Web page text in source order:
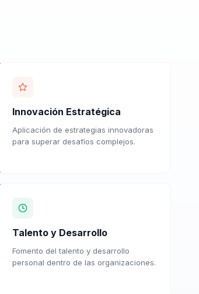
Innovación Estratégica
Aplicación de estrategias innovadoras
para superar desafíos complejos.
Talento y Desarrollo
Fomento del talento y desarrollo
personal dentro de las organizaciones.